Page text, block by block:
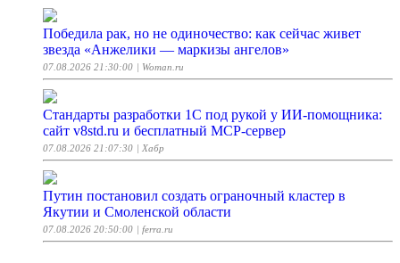
Победила рак, но не одиночество: как сейчас живет
звезда «Анжелики — маркизы ангелов»
07.08.2026 21:30:00 | Woman.ru
Стандарты разработки 1С под рукой у ИИ-помощника:
сайт v8std.ru и бесплатный MCP-сервер
07.08.2026 21:07:30 | Хабр
Путин постановил создать ограночный кластер в
Якутии и Смоленской области
07.08.2026 20:50:00 | ferra.ru